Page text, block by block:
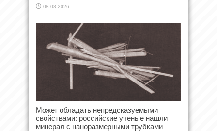
08.08.2026
Может обладать непредсказуемыми
свойствами: российские ученые нашли
минерал с наноразмерными трубками